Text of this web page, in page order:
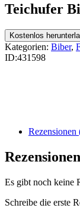
Teichufer
Kostenlos
Kategorien: Biber,
ID:431598
Rezensionen
Rezensionen
Es gibt noch keine
Schreibe die erste